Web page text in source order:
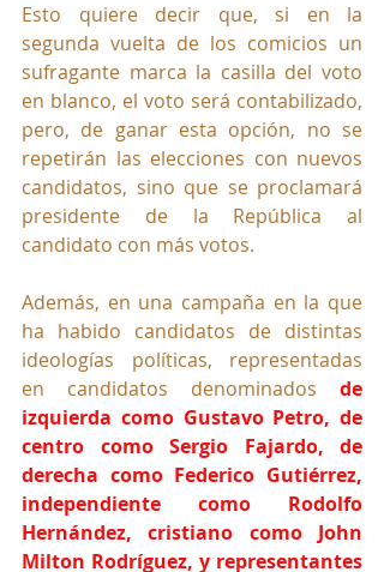
Esto quiere decir que, si en la
segunda vuelta de los comicios un
sufragante marca la casilla del voto
en blanco, el voto será contabilizado,
pero, de ganar esta opción, no se
repetirán las elecciones con nuevos
candidatos, sino que se proclamará
presidente de la República al
candidato con más votos.
Además, en una campaña en la que
ha habido candidatos de distintas
ideologías políticas, representadas
en candidatos denominados de
izquierda como Gustavo Petro, de
centro como Sergio Fajardo, de
derecha como Federico Gutiérrez,
independiente como Rodolfo
Hernández, cristiano como John
Milton Rodríguez, y representantes